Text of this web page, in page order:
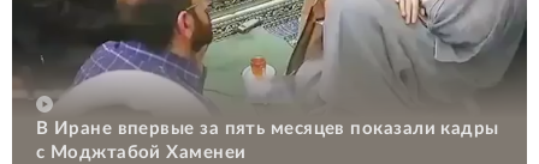
В Иране впервые за пять месяцев показали кадры
с Моджтабой Хаменеи